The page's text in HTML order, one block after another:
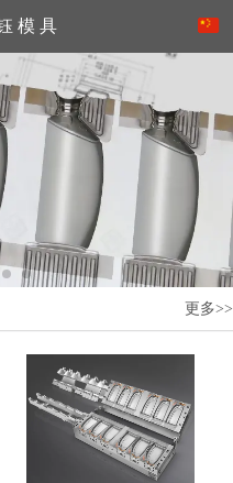
模 具
更多>>